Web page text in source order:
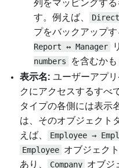
列をマッピングす
す。例えば、
プをバックアップす
Report ↔ Manager
numbers
を含むかも
表示名: ユーザーアプ
クにアクセスするすべ
タイプの各側には表示
は、そのオブジェクト
えば、
Employee →
Employee オブジェク
あり、
Company オブジ